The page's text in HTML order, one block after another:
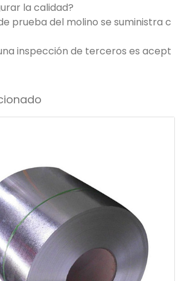
la calidad?
prueba del molino se suministra c
inspección de terceros es acept